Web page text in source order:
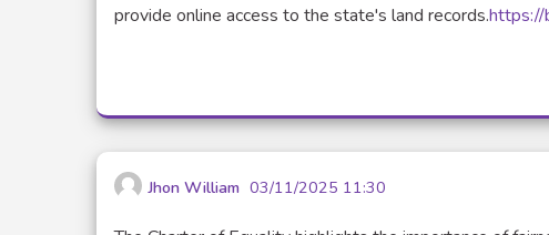
provide online access to the state's land records.https://
Jhon William 03/11/2025 11:30